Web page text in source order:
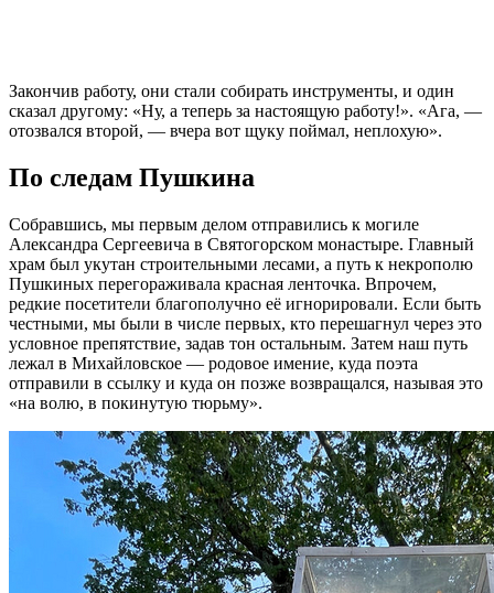
Закончив работу, они стали собирать инструменты, и один
сказал другому: «Ну, а теперь за настоящую работу!». «Ага, —
отозвался второй, — вчера вот щуку поймал, неплохую».
По следам Пушкина
Собравшись, мы первым делом отправились к могиле
Александра Сергеевича в Святогорском монастыре. Главный
храм был укутан строительными лесами, а путь к некрополю
Пушкиных перегораживала красная ленточка. Впрочем,
редкие посетители благополучно её игнорировали. Если быть
честными, мы были в числе первых, кто перешагнул через это
условное препятствие, задав тон остальным. Затем наш путь
лежал в Михайловское — родовое имение, куда поэта
отправили в ссылку и куда он позже возвращался, называя это
«на волю, в покинутую тюрьму».